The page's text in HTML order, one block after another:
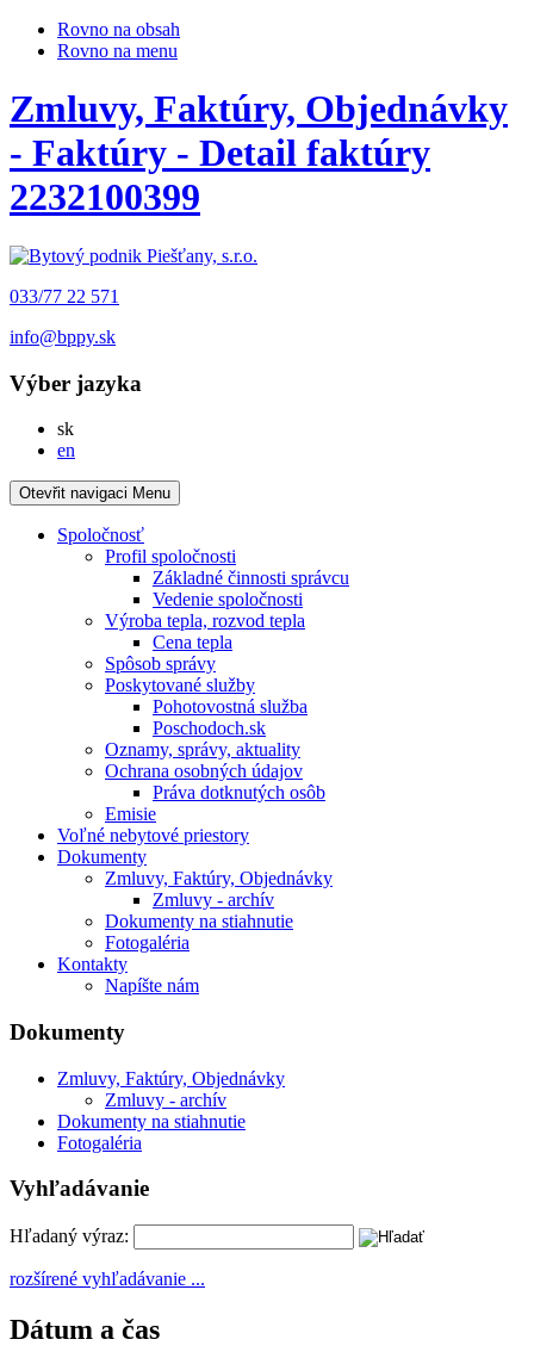
Rovno na obsah
Rovno na menu
Zmluvy, Faktúry, Objednávky
- Faktúry - Detail faktúry
2232100399
033/77 22 571
info@bppy.sk
Výber jazyka
skSlovensky
en
Otevřit navigaci Menu
Spoločnosť
Profil spoločnosti
Základné činnosti správcu
Vedenie spoločnosti
Výroba tepla, rozvod tepla
Cena tepla
Spôsob správy
Poskytované služby
Pohotovostná služba
Poschodoch.sk
Oznamy, správy, aktuality
Ochrana osobných údajov
Práva dotknutých osôb
Emisie
Voľné nebytové priestory
Dokumenty
Zmluvy, Faktúry, Objednávky
Zmluvy - archív
Dokumenty na stiahnutie
Fotogaléria
Kontakty
Napíšte nám
Dokumenty
Zmluvy, Faktúry, Objednávky
Zmluvy - archív
Dokumenty na stiahnutie
Fotogaléria
Vyhľadávanie
Hľadaný výraz:
rozšírené vyhľadávanie ...
Dátum a čas